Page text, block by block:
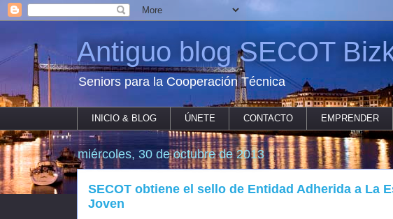
Antiguo blog SECOT
Seniors para la Cooperación Técnica
INICIO & BLOG ÚNETE CONTACTO EMPRENDER
miércoles, 30 de octubre de 2013
SECOT obtiene el sello de Entidad Adherida a La
Joven